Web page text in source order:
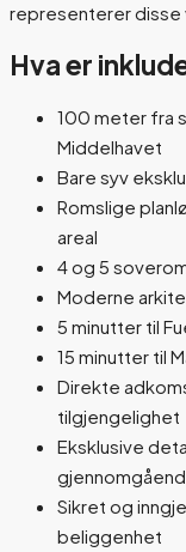
representerer disse
Hva er
100 meter fra
Middelhavet
Bare syv
Romslige
areal
4 og 5
Moderne
5 minutter til
15 minutter til
Direkte
tilgjengelighet
Eksklusive
Sikret og
beliggenhet